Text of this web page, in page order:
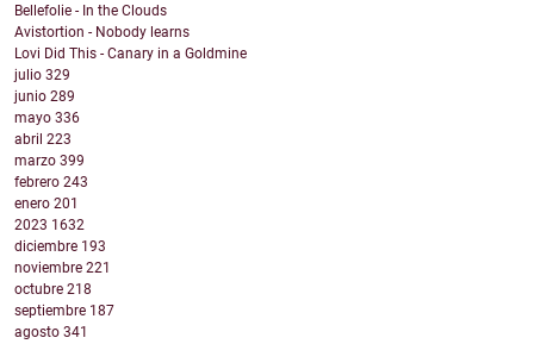
Bellefolie - In the Clouds
Avistortion - Nobody learns
Lovi Did This - Canary in a Goldmine
julio 329
junio 289
mayo 336
abril 223
marzo 399
febrero 243
enero 201
2023 1632
diciembre 193
noviembre 221
octubre 218
septiembre 187
agosto 341